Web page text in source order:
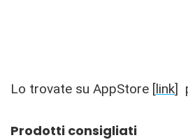
Lo trovate su AppStore [link]
Prodotti consigliati